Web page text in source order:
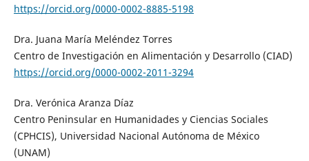
https://orcid.org/0000-0002-8885-5198
Dra. Juana María Meléndez Torres
Centro de Investigación en Alimentación y Desarrollo (CIAD)
https://orcid.org/0000-0002-2011-3294
Dra. Verónica Aranza Díaz
Centro Peninsular en Humanidades y Ciencias Sociales
(CPHCIS), Universidad Nacional Autónoma de México
(UNAM)